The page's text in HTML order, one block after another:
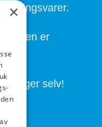
er
selv!
×